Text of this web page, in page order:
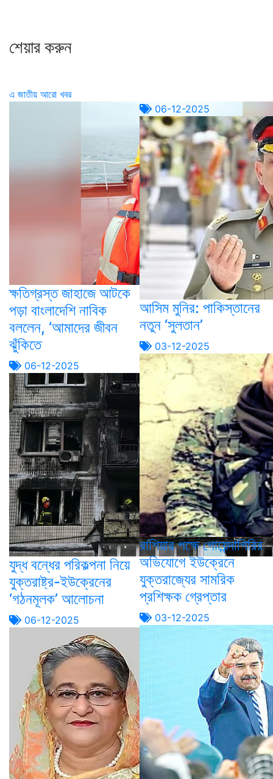
শেয়ার করুন
এ জাতীয় আরো খবর
ক্ষতিগ্রস্ত জাহাজে আটকে
পড়া বাংলাদেশি নাবিক
বললেন, ‘আমাদের জীবন
ঝুঁকিতে
06-12-2025
যুদ্ধ বন্ধের পরিকল্পনা নিয়ে
যুক্তরাষ্ট্র-ইউক্রেনের
‘গঠনমূলক’ আলোচনা
06-12-2025
06-12-2025
আসিম মুনির: পাকিস্তানের
নতুন ‘সুলতান’
03-12-2025
রাশিয়ার পক্ষে গোয়েন্দাগিরির
অভিযোগে ইউক্রেনে
যুক্তরাজ্যের সামরিক
প্রশিক্ষক গ্রেপ্তার
03-12-2025